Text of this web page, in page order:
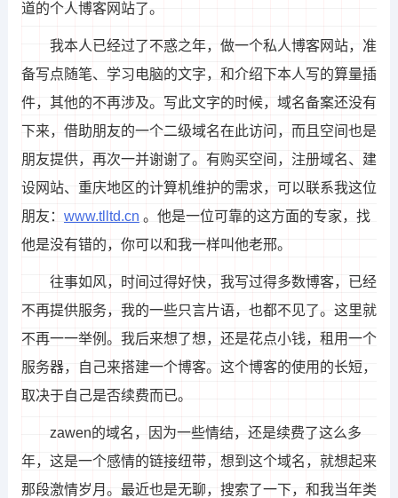
道的个人博客网站了。
我本人已经过了不惑之年，做一个私人博客网站，准
备写点随笔、学习电脑的文字，和介绍下本人写的算量插
件，其他的不再涉及。写此文字的时候，域名备案还没有
下来，借助朋友的一个二级域名在此访问，而且空间也是
朋友提供，再次一并谢谢了。有购买空间，注册域名、建
设网站、重庆地区的计算机维护的需求，可以联系我这位
朋友： www.tlltd.cn 。他是一位可靠的这方面的专家，找
他是没有错的，你可以和我一样叫他老邢。
往事如风，时间过得好快，我写过得多数博客，已经
不再提供服务，我的一些只言片语，也都不见了。这里就
不再一一举例。我后来想了想，还是花点小钱，租用一个
服务器，自己来搭建一个博客。这个博客的使用的长短，
取决于自己是否续费而已。
zawen的域名，因为一些情结，还是续费了这么多
年，这是一个感情的链接纽带，想到这个域名，就想起来
那段激情岁月。最近也是无聊，搜索了一下，和我当年类